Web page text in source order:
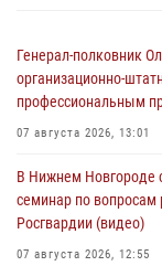
Генерал-полковник
организационно-
профессиональным
07 августа 2026, 13:01
В Нижнем Новгороде
семинар по вопросам
Росгвардии (видео)
07 августа 2026, 12:55